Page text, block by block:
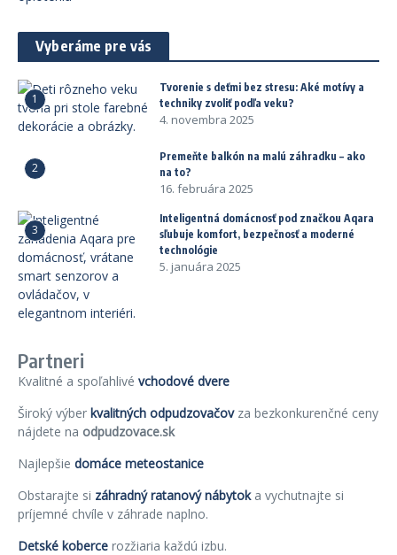
Vyberáme pre vás
1
Tvorenie s deťmi bez stresu: Aké motívy a
techniky zvoliť podľa veku?
4. novembra 2025
2
Premeňte balkón na malú záhradku – ako
na to?
16. februára 2025
3
Inteligentná domácnosť pod značkou Aqara
sľubuje komfort, bezpečnosť a moderné
technológie
5. januára 2025
Partneri
Kvalitné a spoľahlivé vchodové dvere
Široký výber kvalitných odpudzovačovza bezkonkurenčné ceny
nájdete na odpudzovace.sk
Najlepšie domáce meteostanice
Obstarajte si záhradný ratanový nábytoka vychutnajte si
príjemné chvíle v záhrade naplno.
Detské koberce rozžiaria každú izbu.